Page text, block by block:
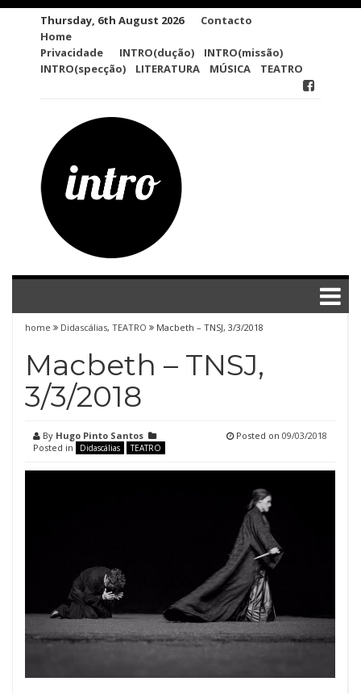
Thursday, 6th August 2026
Contacto
Home
Privacidade
INTRO(dução)
INTRO(missão)
INTRO(specção)
LITERATURA MÚSICA TEATRO
home Didascálias, TEATRO Macbeth – TNSJ, 3/3/2018
Macbeth – TNSJ,
3/3/2018
By Hugo Pinto Santos
Posted in
Didascálias TEATRO
Posted on 09/03/2018